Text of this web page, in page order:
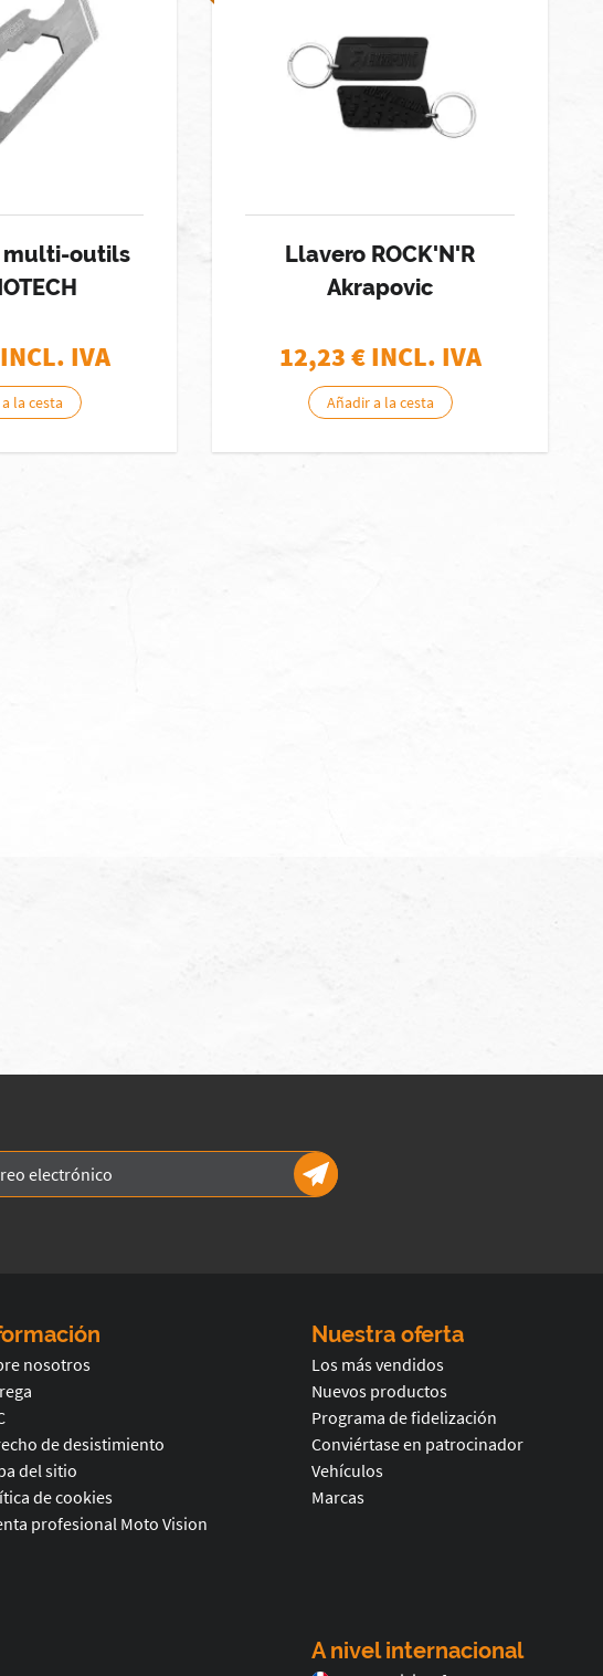
multi-outils
IVA
la cesta
Llavero ROCK'N'R
Akrapovic
12,23€ INCL. IVA
Añadir a la cesta
nosotros
de desistimiento
del sitio
de cookies
profesional Moto Vision
Nuestra oferta
Los más vendidos
Nuevos productos
Programa de fidelización
Conviértase en patrocinador
Vehículos
Marcas
A nivel internacional